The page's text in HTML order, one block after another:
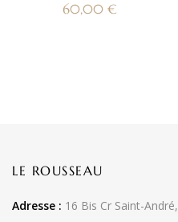
60,00 €
LE ROUSSEAU
Adresse : 16 Bis Cr Saint-André,